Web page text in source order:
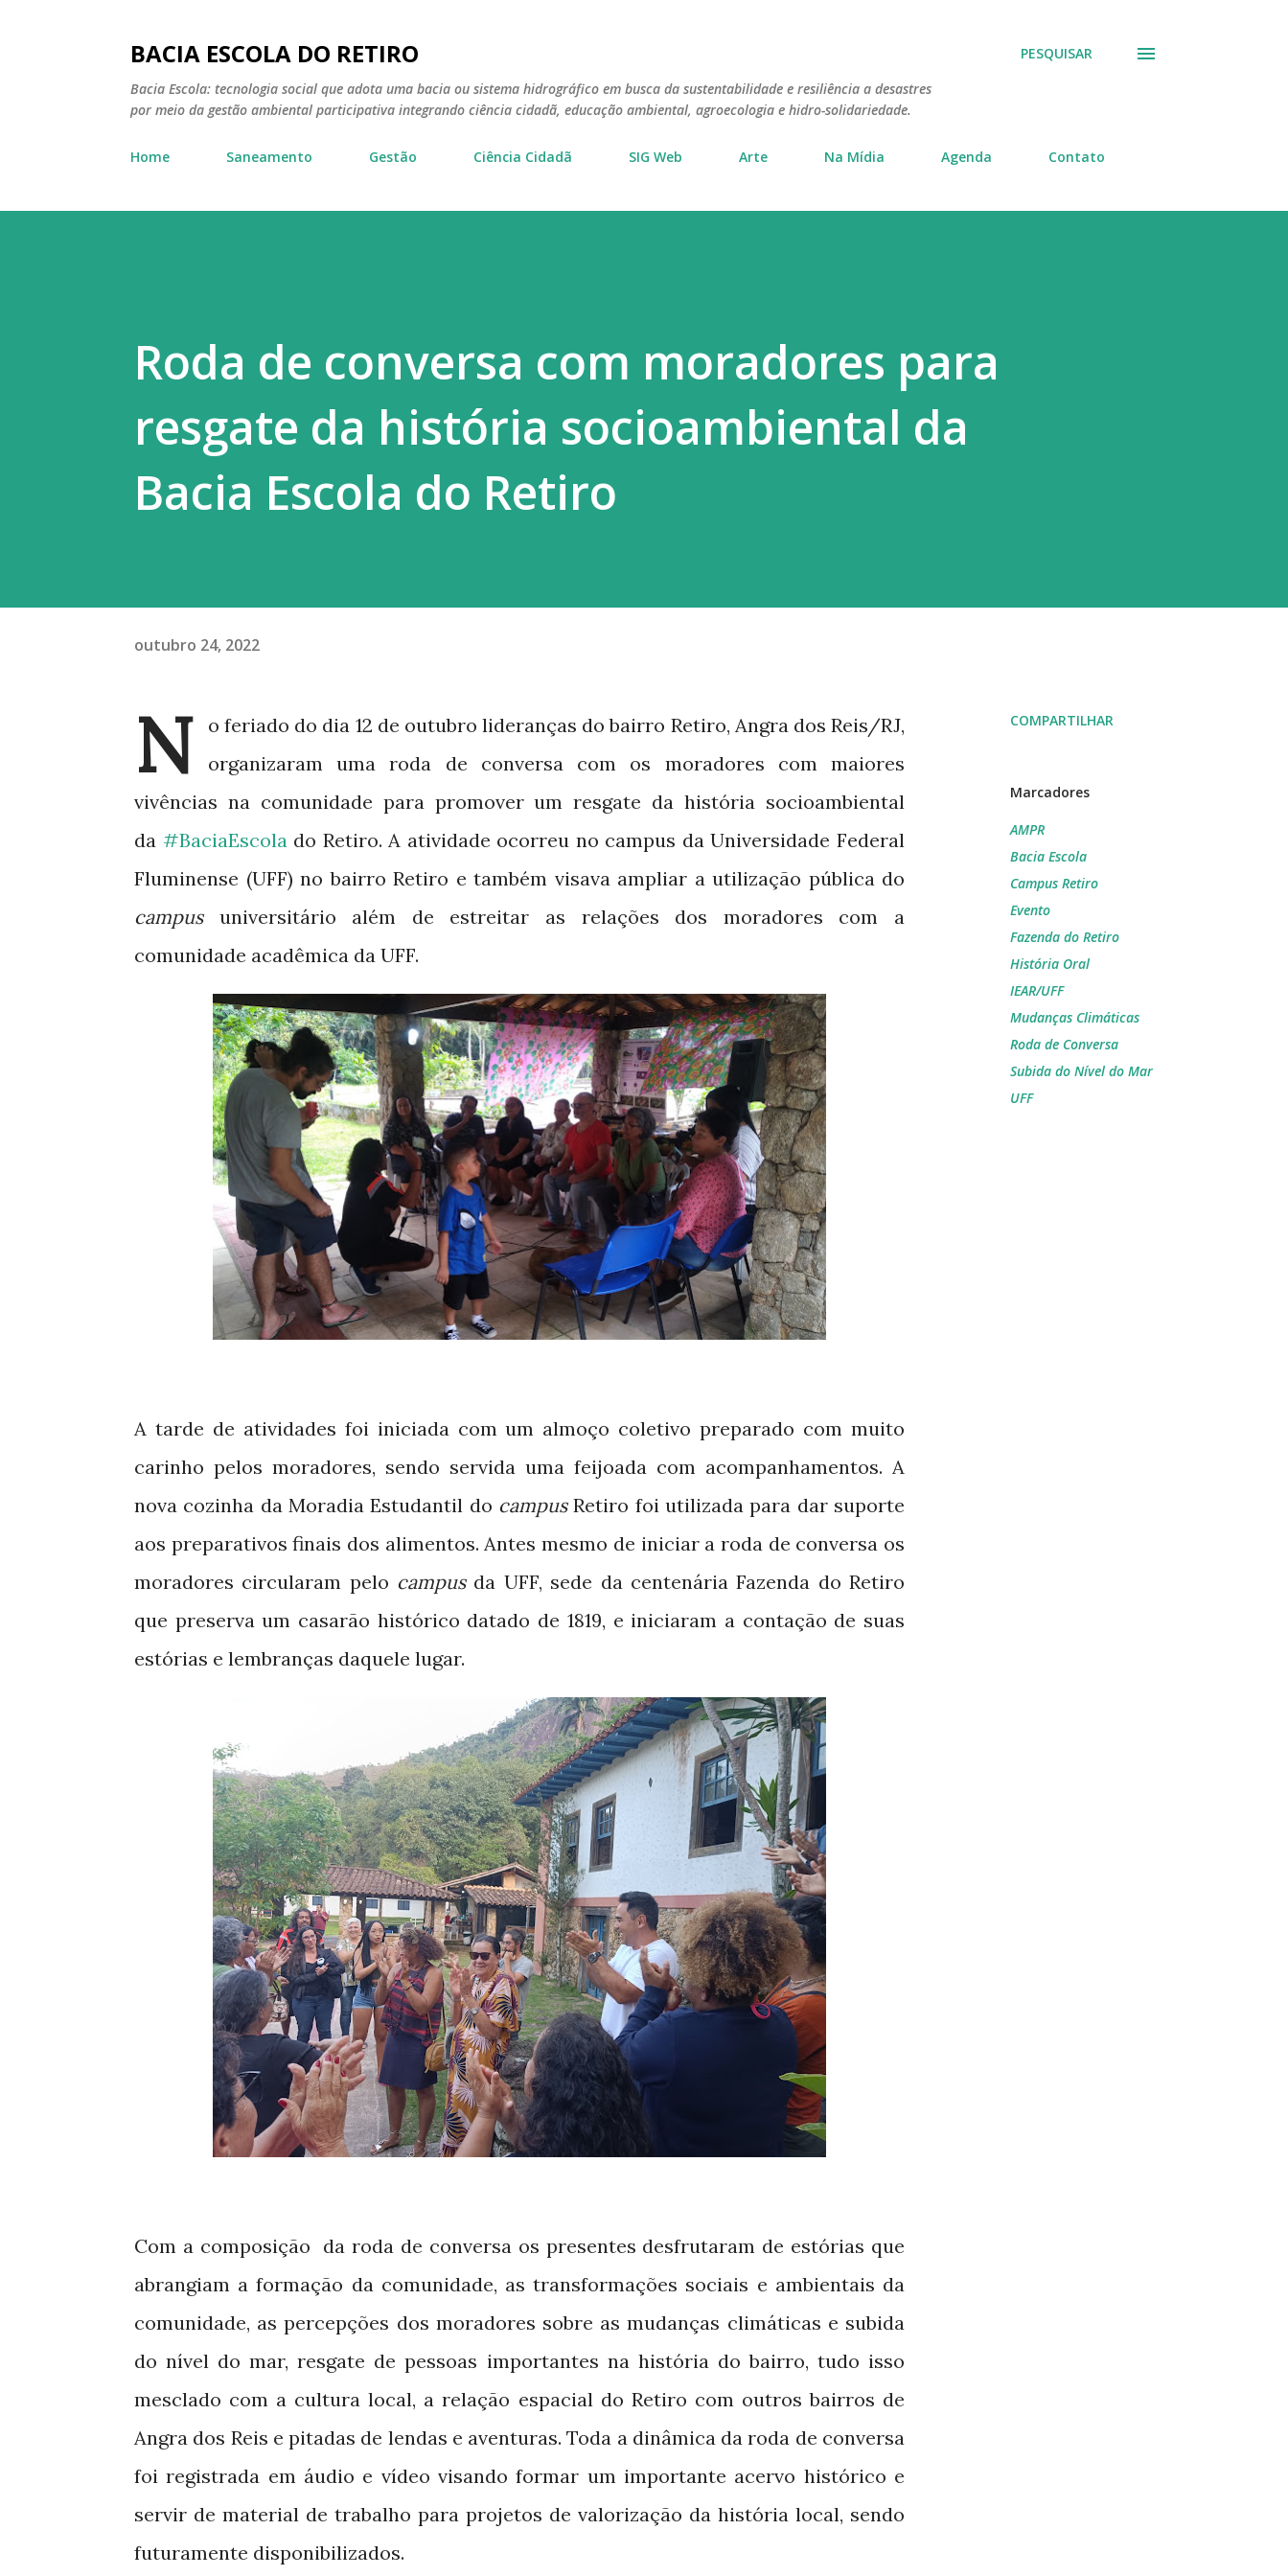
BACIA ESCOLA DO RETIRO
Bacia Escola: tecnologia social que adota uma bacia ou sistema hidrográfico em busca da sustentabilidade e resiliência a desastres
por meio da gestão ambiental participativa integrando ciência cidadã, educação ambiental, agroecologia e hidro-solidariedade.
PESQUISAR
Home Saneamento Gestão Ciência Cidadã SIG Web Arte Na Mídia Agenda Contato
Roda de conversa com moradores para
resgate da história socioambiental da
Bacia Escola do Retiro
outubro 24, 2022
N
o feriado do dia 12 de outubro lideranças do bairro Retiro, Angra dos Reis/RJ,
organizaram uma roda de conversa com os moradores com maiores
vivências na comunidade para promover um resgate da história socioambiental
da #BaciaEscolado Retiro. A atividade ocorreu no campus da Universidade Federal
Fluminense (UFF) no bairro Retiro e também visava ampliar a utilização pública do
campusuniversitário além de estreitar as relações dos moradores com a
comunidade acadêmica da UFF.
A tarde de atividades foi iniciada com um almoço coletivo preparado com muito
carinho pelos moradores, sendo servida uma feijoada com acompanhamentos. A
nova cozinha da Moradia Estudantil do campusRetiro foi utilizada para dar suporte
aos preparativos finais dos alimentos. Antes mesmo de iniciar a roda de conversa os
moradores circularam pelo campusda UFF, sede da centenária Fazenda do Retiro
que preserva um casarão histórico datado de 1819, e iniciaram a contação de suas
estórias e lembranças daquele lugar.
Com a composição da roda de conversa os presentes desfrutaram de estórias que
abrangiam a formação da comunidade, as transformações sociais e ambientais da
comunidade, as percepções dos moradores sobre as mudanças climáticas e subida
do nível do mar, resgate de pessoas importantes na história do bairro, tudo isso
mesclado com a cultura local, arelação espacial do Retiro com outros bairros de
Angra dos Reis e pitadas de lendas e aventuras. Toda a dinâmica da roda de conversa
foi registrada em áudio e vídeo visando formar um importante acervo histórico e
servir de material de trabalho para projetos de valorização da história local, sendo
futuramente disponibilizados.
COMPARTILHAR
Marcadores
AMPR
Bacia Escola
Campus Retiro
Evento
Fazenda do Retiro
História Oral
IEAR/UFF
Mudanças Climáticas
Roda de Conversa
Subida do Nível do Mar
UFF